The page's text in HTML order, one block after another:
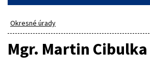
Okresné úrady
Mgr. Martin Cibulka